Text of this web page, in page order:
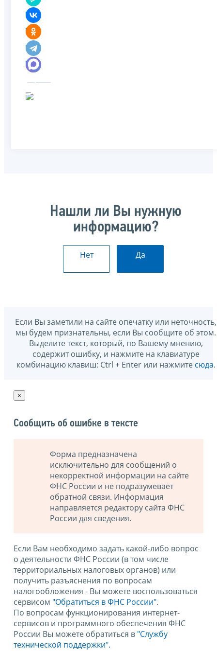
Нашли ли Вы нужную
информацию?
Нет Да
Если Вы заметили на сайте опечатку или неточность,
мы будем признательны, если Вы сообщите об этом.
Выделите текст, который, по Вашему мнению,
содержит ошибку, и нажмите на клавиатуре
комбинацию клавиш: Ctrl + Enter или нажмите сюда.
×
Сообщить об ошибке в тексте
Форма предназначена
исключительно для сообщений о
некорректной информации на сайте
ФНС России и не подразумевает
обратной связи. Информация
направляется редактору сайта ФНС
России для сведения.
Если Вам необходимо задать какой-либо вопрос
о деятельности ФНС России (в том числе
территориальных налоговых органов) или
получить разъяснения по вопросам
налогообложения - Вы можете воспользоваться
сервисом "Обратиться в ФНС России".
По вопросам функционирования интернет-
сервисов и программного обеспечения ФНС
России Вы можете обратиться в "Службу
технической поддержки".